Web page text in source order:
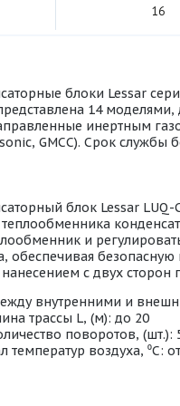
16
блоки Lessar
14 моделями,
инертным
GMCC). Срок службы
блок Lessar LUQ-
и
обеспечивая
с двух сторон
внутренними и
трассы L, (м): до 20
поворотов, (шт.):
температур воздуха, ⁰С: